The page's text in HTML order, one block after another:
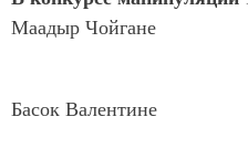
Маадыр Чойгане
2 место
Басок Валентине